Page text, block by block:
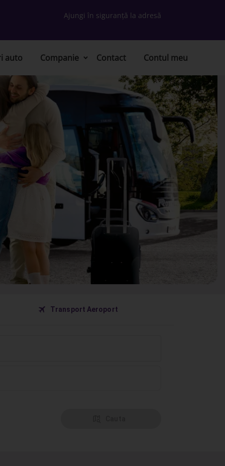
Ajungi în siguranță la adresă
auto Companie Contact Contul meu
󰀝 Transport Aeroport